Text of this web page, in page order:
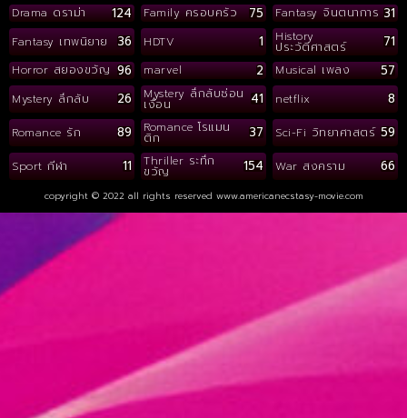
Drama ดราม่า 124 Family ครอบครัว 75 Fantasy จินตนาการ 31
Fantasy เทพนิยาย 36 HDTV 1 History
ประวัติศาสตร์ 71
Horror สยองขวัญ 96 marvel 2 Musical เพลง 57
Mystery ลึกลับ 26 Mystery ลึกลับซ่อน
เงื่อน 41 netflix 8
Romance รัก 89 Romance โรแมน
ติก 37 Sci-Fi วิทยาศาสตร์ 59
Sport กีฬา 11 Thriller ระทึก
ขวัญ 154 War สงคราม 66
copyright © 2022 all rights reserved www.americanecstasy-movie.com